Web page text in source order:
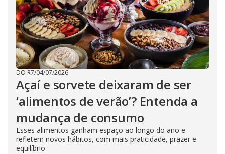
DO R7/04/07/2026
Açaí e sorvete deixaram de ser
‘alimentos de verão’? Entenda a
mudança de consumo
Esses alimentos ganham espaço ao longo do ano e
refletem novos hábitos, com mais praticidade, prazer e
equilíbrio